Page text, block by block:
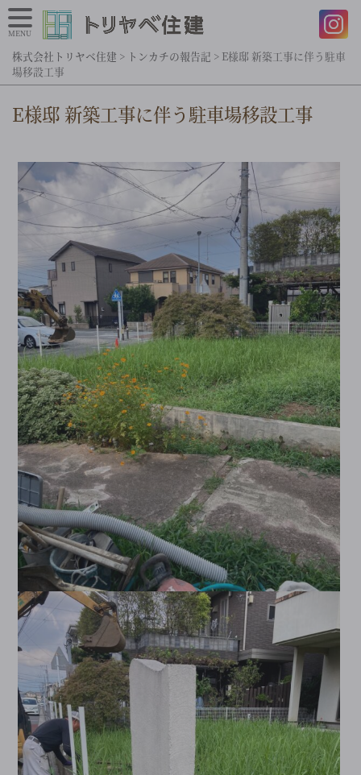
株式会社トリヤベ住建 > トンカチの報告記 > E様邸 新築工事に伴う駐車
場移設工事
E様邸 新築工事に伴う駐車場移設工事
MENU